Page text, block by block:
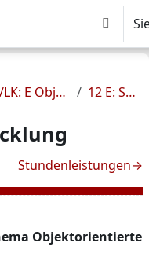
Informatik 12 GK/LK: E Objektorientierte Softwareentwicklung - Herr Hempel 12 E: Softwareentwicklung
Stundenleistungen→
Objektorientierte